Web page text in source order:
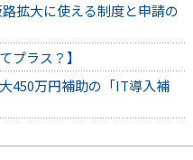
拡大に使える制度と申請の
プラス？】
450万円補助の「IT導入補